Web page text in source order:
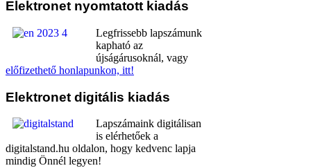
Elektronet nyomtatott kiadás
Legfrissebb lapszámunk
kapható az
újságárusoknál, vagy
előfizethető honlapunkon, itt!
Elektronet digitális kiadás
Lapszámaink digitálisan
is elérhetőek a
digitalstand.hu oldalon, hogy kedvenc lapja
mindig Önnél legyen!